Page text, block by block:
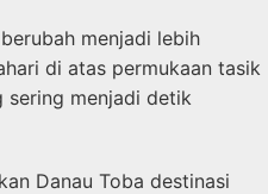
menjadi lebih
di atas permukaan tasik
sering menjadi detik
Danau Toba destinasi